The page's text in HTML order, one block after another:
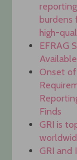
burdens
high-
EFRAG
Available
Onset
Finds
GRI is
GRI and